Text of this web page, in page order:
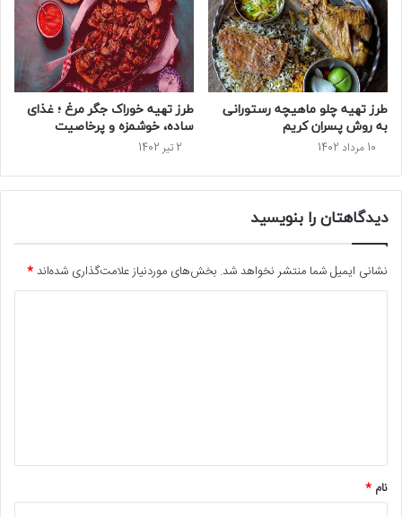
طرز تهیه چلو ماهیچه رستورانی
به روش پسران کریم
10 مرداد 1402
طرز تهیه خوراک جگر مرغ ؛ غذای
ساده، خوشمزه و پرخاصیت
2 تیر 1402
دیدگاهتان را بنویسید
نشانی ایمیل شما منتشر نخواهد شد. بخش‌های موردنیاز علامت‌گذاری شده‌اند*
*
نام *